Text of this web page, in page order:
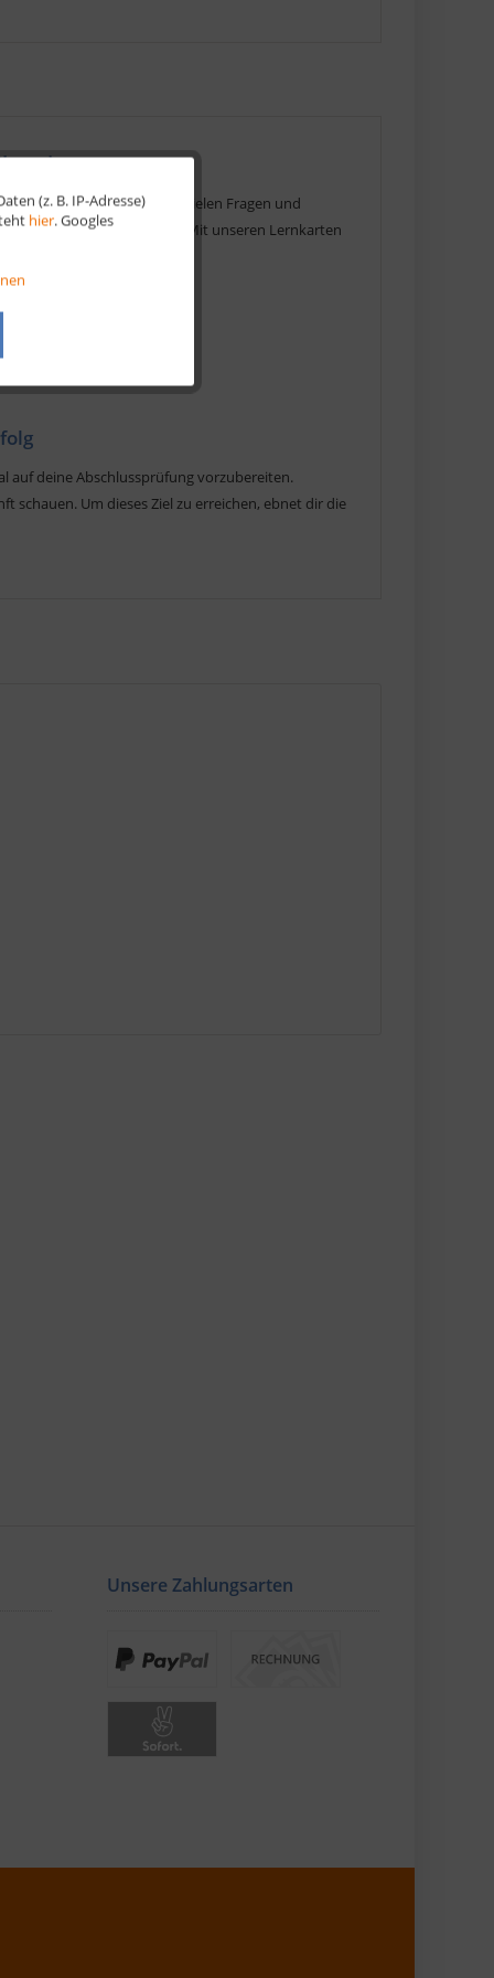
Im bewährten System mit vielen Fragen und
schnell und einfach. Mit unseren Lernkarten
deine Abschlussprüfung vorzubereiten.
schauen. Um dieses Ziel zu erreichen, ebnet dir die
Unsere Zahlungsarten
Aktiv
(z. B. IP-Adresse)
hier. Googles